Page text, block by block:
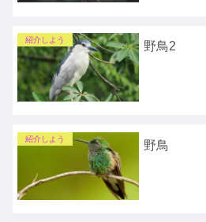
紹介しよう 野鳥2
紹介しよう 野鳥